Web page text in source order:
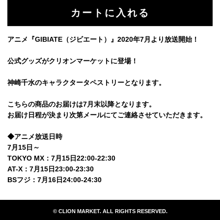
アニメ『GIBIATE（ジビエート）』2020年7月より放送開始！
公式グッズがクリオンマーケットに登場！
神崎千水のキャラクタータペストリーとなります。
こちらの商品のお届けは7月末以降となります。
お届け日程が決まり次第メールにてご連絡させていただきます。
◆アニメ放送日時
7月15日～
TOKYO MX：7月15日22:00-22:30
AT-X：7月15日23:00-23:30
BSフジ：7月16日24:00-24:30
© CLION MARKET. ALL RIGHTS RESERVED.